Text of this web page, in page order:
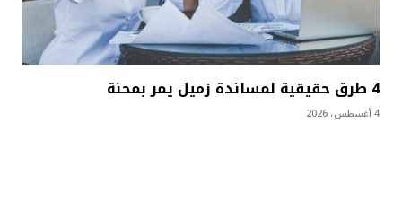
4 طرق حقيقية لمساندة زميل يمر بمحنة
4 أغسطس، 2026